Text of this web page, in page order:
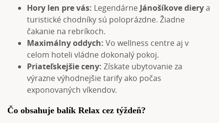
Hory len pre vás: Legendárne Jánošíkove dierya
turistické chodníky sú poloprázdne. Žiadne
čakanie na rebríkoch.
Maximálny oddych: Vo wellness centre aj v
celom hoteli vládne dokonalý pokoj.
Priateľskejšie ceny: Získate ubytovanie za
výrazne výhodnejšie tarify ako počas
exponovaných víkendov.
Čo obsahuje balík Relax cez týždeň?